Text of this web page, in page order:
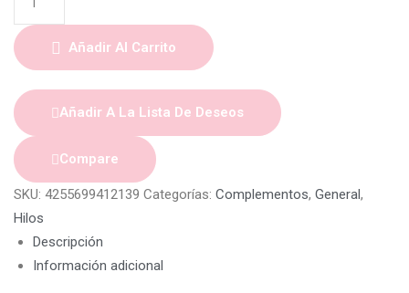
Añadir Al Carrito
Añadir A La Lista De Deseos
Compare
SKU: 4255699412139 Categorías: Complementos, General,
Hilos
Descripción
Información adicional